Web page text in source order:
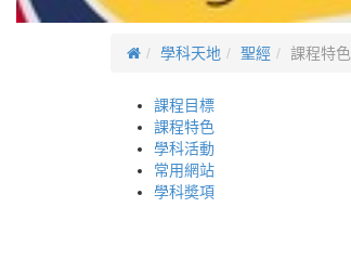
學科天地 聖經 課程特色
課程目標
課程特色
學科活動
常用網站
學科奬項